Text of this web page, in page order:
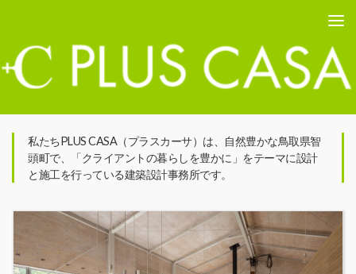
私たちPLUS CASA（プラスカーサ）は、自然豊かな鳥取県智
頭町で、「クライアントの暮らしを豊かに」をテーマに設計
と施工を行っている建築設計事務所です。